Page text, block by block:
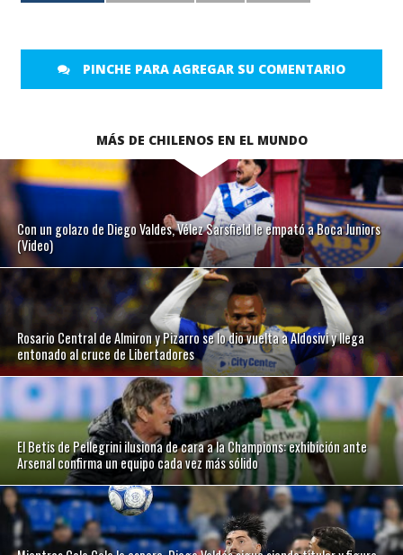
PINCHE PARA AGREGAR SU COMENTARIO
MÁS DE CHILENOS EN EL MUNDO
Con un golazo de Diego Valdes, Vélez Sarsfield le empató a Boca Juniors
(Video)
Rosario Central de Almiron y Pizarro se lo dio vuelta a Aldosivi y llega
entonado al cruce de Libertadores
El Betis de Pellegrini ilusiona de cara a la Champions: exhibición ante
Arsenal confirma un equipo cada vez más sólido